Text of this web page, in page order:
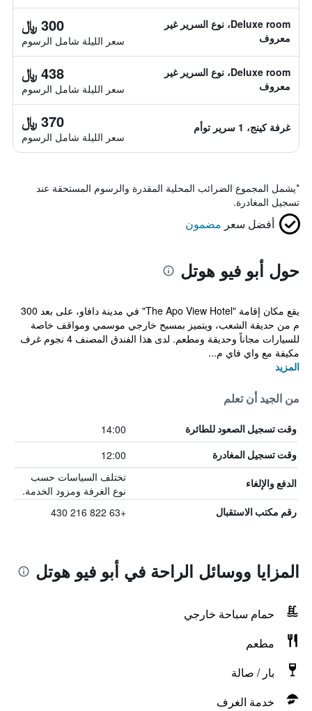
Deluxe room، نوع السرير غير
معروف
300 ﷼
سعر الليلة شامل الرسوم
Deluxe room، نوع السرير غير
معروف
438 ﷼
سعر الليلة شامل الرسوم
غرفة كينج، 1 سرير توأم 370 ﷼
سعر الليلة شامل الرسوم
*يشمل المجموع الضرائب المحلية المقدرة والرسوم المستحقة عند
تسجيل المغادرة.
أفضل سعر مضمون
حول أبو فيو هوتل
يقع مكان إقامة "The Apo View Hotel" في مدينة دافاو، على بعد 300
م من حديقة الشعب، ويتميز بمسبح خارجي موسمي ومواقف خاصة
للسيارات مجاناً وحديقة ومطعم. لدى هذا الفندق المصنف 4 نجوم غرف
مكيفة مع واي فاي م...
المزيد
من الجيد أن تعلم
وقت تسجيل الصعود للطائرة 14:00
وقت تسجيل المغادرة 12:00
الدفع والإلغاء
تختلف السياسات حسب
نوع الغرفة ومزود الخدمة.
رقم مكتب الاستقبال +63 822 216 430
المزايا ووسائل الراحة في أبو فيو هوتل
حمام سباحة خارجي
مطعم
بار / صالة
خدمة الغرف